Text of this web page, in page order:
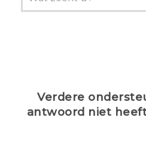
Verdere
antwoord niet